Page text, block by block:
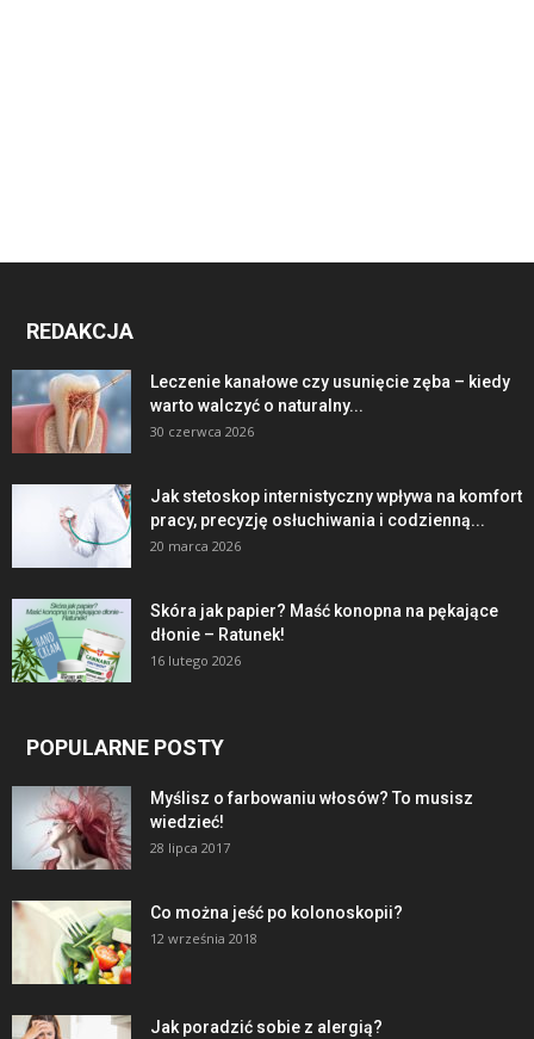
REDAKCJA
Leczenie kanałowe czy usunięcie zęba – kiedy
warto walczyć o naturalny...
30 czerwca 2026
Jak stetoskop internistyczny wpływa na komfort
pracy, precyzję osłuchiwania i codzienną...
20 marca 2026
Skóra jak papier? Maść konopna na pękające
dłonie – Ratunek!
16 lutego 2026
POPULARNE POSTY
Myślisz o farbowaniu włosów? To musisz
wiedzieć!
28 lipca 2017
Co można jeść po kolonoskopii?
12 września 2018
Jak poradzić sobie z alergią?